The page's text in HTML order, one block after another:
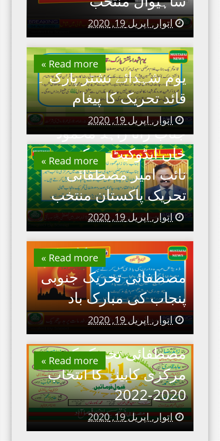
اتوار, اپریل 19, 2020
یوم شہدائے نشتر پارک ۔
قائد تحریک کا پیغام
اتوار, اپریل 19, 2020
Read more »
جناب رانا زاہد محمود
خاں ایڈوکیٹ مرکزی
نائب امیر مصطفائی
تحریک پاکستان منتخب
اتوار, اپریل 19, 2020
Read more »
مصطفائی تحریک جنوبی
پنجاب کی مبارک باد
اتوار, اپریل 19, 2020
Read more »
مصطفائی تحریک کی
مرکزی کابینہ کا انتخاب
2020-2022
اتوار, اپریل 19, 2020
Read more »